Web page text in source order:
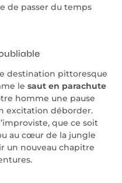
de passer du temps
destination pittoresque
le saut en parachute
homme une pause
excitation déborder.
que ce soit
au cœur de la jungle
un nouveau chapitre